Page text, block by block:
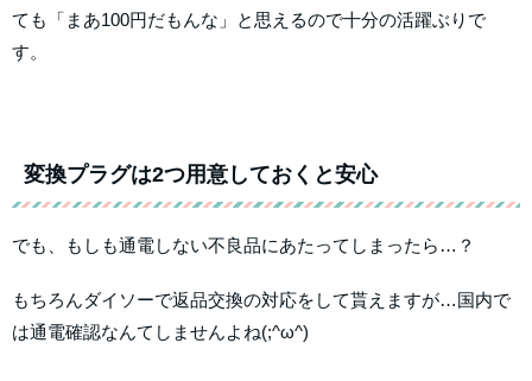
ても「まあ100円だもんな」と思えるので十分の活躍ぶりで
す。
変換プラグは2つ用意しておくと安心
でも、もしも通電しない不良品にあたってしまったら…？
もちろんダイソーで返品交換の対応をして貰えますが…国内で
は通電確認なんてしませんよね(;^ω^)